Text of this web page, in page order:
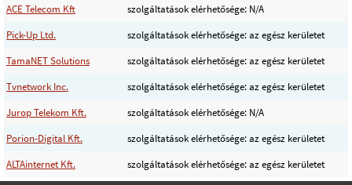
ACE Telecom Kft
szolgáltatások elérhetősége: N/A
Pick-Up Ltd.
szolgáltatások elérhetősége: az egész kerületet
TamaNET Solutions
szolgáltatások elérhetősége: az egész kerületet
Tvnetwork Inc.
szolgáltatások elérhetősége: az egész kerületet
Jurop Telekom Kft.
szolgáltatások elérhetősége: N/A
Porion-Digital Kft.
szolgáltatások elérhetősége: az egész kerületet
ALTAinternet Kft.
szolgáltatások elérhetősége: az egész kerületet